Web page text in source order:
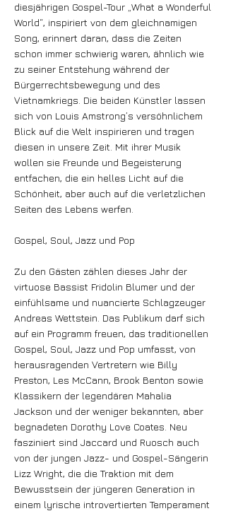
diesjährigen Gospel-Tour „What a Wonderful
World“, inspiriert von dem gleichnamigen
Song, erinnert daran, dass die Zeiten
schon immer schwierig waren, ähnlich wie
zu seiner Entstehung während der
Bürgerrechtsbewegung und des
Vietnamkriegs. Die beiden Künstler lassen
sich von Louis Amstrong’s versöhnlichem
Blick auf die Welt inspirieren und tragen
diesen in unsere Zeit. Mit ihrer Musik
wollen sie Freunde und Begeisterung
entfachen, die ein helles Licht auf die
Schönheit, aber auch auf die verletzlichen
Seiten des Lebens werfen.
Gospel, Soul, Jazz und Pop
Zu den Gästen zählen dieses Jahr der
virtuose Bassist Fridolin Blumer und der
einfühlsame und nuancierte Schlagzeuger
Andreas Wettstein. Das Publikum darf sich
auf ein Programm freuen, das traditionellen
Gospel, Soul, Jazz und Pop umfasst, von
herausragenden Vertretern wie Billy
Preston, Les McCann, Brook Benton sowie
Klassikern der legendären Mahalia
Jackson und der weniger bekannten, aber
begnadeten Dorothy Love Coates. Neu
fasziniert sind Jaccard und Ruosch auch
von der jungen Jazz- und Gospel-Sängerin
Lizz Wright, die die Traktion mit dem
Bewusstsein der jüngeren Generation in
einem lyrische introvertierten Temperament